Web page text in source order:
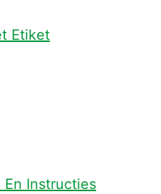
Etiket
Instructies